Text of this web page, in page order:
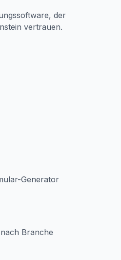
der
vertrauen.
Generator
Branche